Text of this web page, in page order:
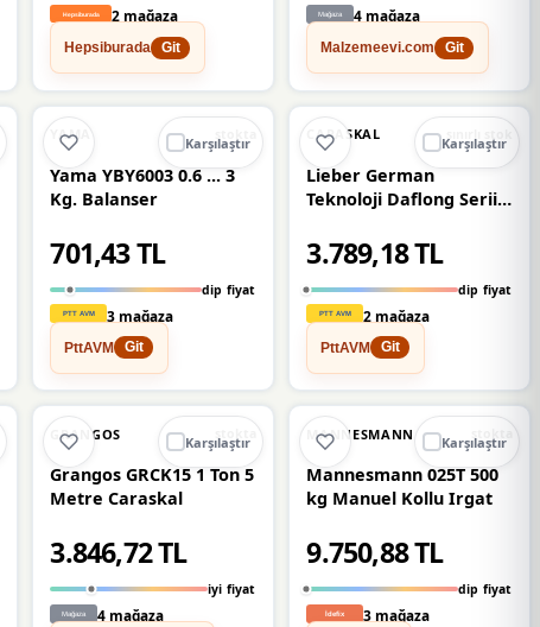
2 mağaza
Hepsiburada Git
4 mağaza
Malzemeevi.com Git
Karşılaştır
%25 🔥%25 DÜŞTÜ
YAMA
Yama YBY6003 0.6 ... 3
Kg. Balanser
701,43 TL
dip fiyat
3 mağaza
PttAVM Git
Karşılaştır
%24 🔥%24 DÜŞTÜ
CARASKAL
Lieber German
Teknoloji Daflong Serii
Çelik 2 Ton 5 Metre
Zincirli Caraskal Vinç
3.789,18 TL
dip fiyat
2 mağaza
PttAVM Git
Karşılaştır
%15
GRANGOS
Grangos GRCK15 1 Ton 5
Metre Caraskal
3.846,72 TL
iyi fiyat
4 mağaza
Karşılaştır
%20 🔥%20 DÜŞTÜ
MANNESMANN
Mannesmann 025T 500
kg Manuel Kollu Irgat
9.750,88 TL
dip fiyat
3 mağaza